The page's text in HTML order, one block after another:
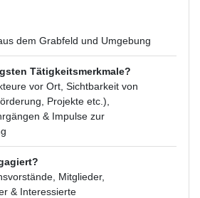
dem Grabfeld und Umgebung
Tätigkeitsmerkmale?
vor Ort, Sichtbarkeit von
Projekte etc.),
& Impulse zur
Mitglieder,
& Interessierte